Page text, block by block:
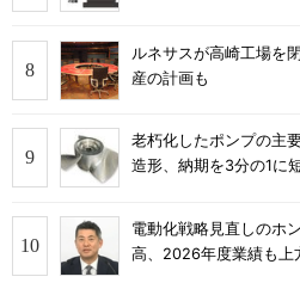
ルネサスが高崎工場を
産の計画も
老朽化したポンプの主
造形、納期を3分の1に
電動化戦略見直しのホ
高、2026年度業績も上